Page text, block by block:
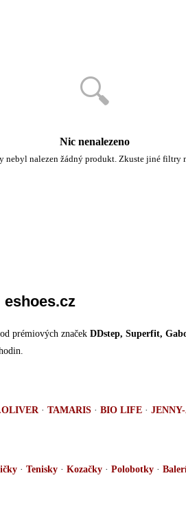
🔍
Nic nenalezeno
nebyl nalezen žádný produkt. Zkuste jiné filtry
prémiových značek DDstep, Superfit,
· TAMARIS · BIO LIFE ·
· Tenisky · Kozačky · Polobotky ·